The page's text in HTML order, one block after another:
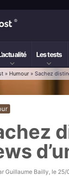
Les tests
» Humour » Sachez
Guillaume Bailly , le 25/